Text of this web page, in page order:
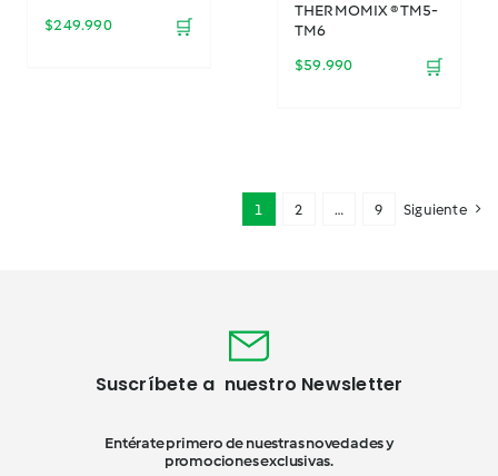
$249.990 🛒
THERMOMIX ® TM5-
TM6
$59.990 🛒
1 2 … 9 Siguiente
Suscríbete a nuestro Newsletter
Entérate primero de nuestras novedades y
promociones exclusivas.